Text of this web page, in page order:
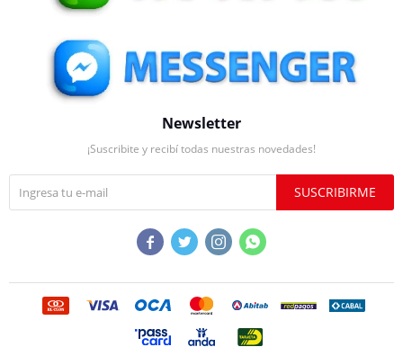
Newsletter
¡Suscribite y recibí todas nuestras novedades!
SUSCRIBIRME
   